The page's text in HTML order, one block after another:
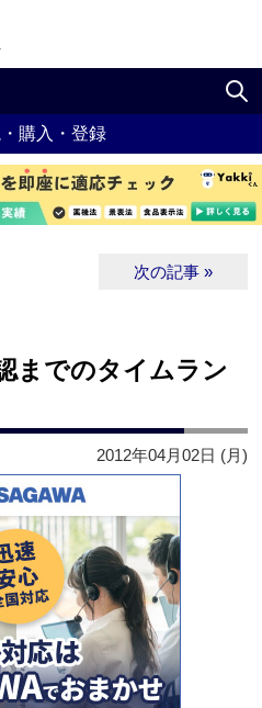
購入・登録
次の記事 »
までのタイムラン
2012年04月02日 (月)